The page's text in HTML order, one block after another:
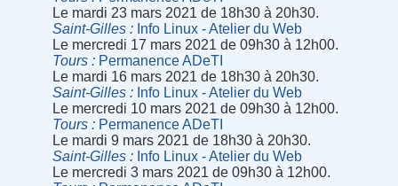
Le mardi 23 mars 2021 de 18h30 à 20h30.
Saint-Gilles
Info Linux - Atelier du Web
Le mercredi 17 mars 2021 de 09h30 à 12h00.
Tours
Permanence ADeTI
Le mardi 16 mars 2021 de 18h30 à 20h30.
Saint-Gilles
Info Linux - Atelier du Web
Le mercredi 10 mars 2021 de 09h30 à 12h00.
Tours
Permanence ADeTI
Le mardi 9 mars 2021 de 18h30 à 20h30.
Saint-Gilles
Info Linux - Atelier du Web
Le mercredi 3 mars 2021 de 09h30 à 12h00.